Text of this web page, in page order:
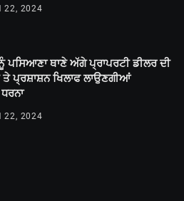
22, 2024
ਪਸਿਆਣਾ ਥਾਣੇ ਅੱਗੇ ਪ੍ਰਾਪਰਟੀ ਡੀਲਰ ਦੀ
ਤੇ ਪ੍ਰਸ਼ਾਸ਼ਨ ਖਿਲਾਫ ਲਾਉਣਗੀਆਂ
22, 2024